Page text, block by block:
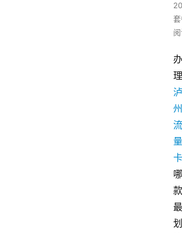
办
理
泸
州
流
量
卡
哪
款
最
划